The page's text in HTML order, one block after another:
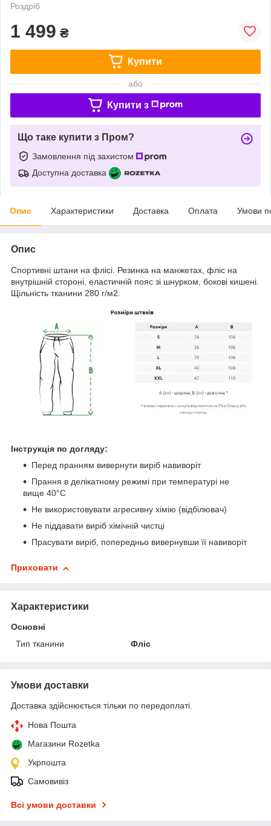
Роздріб
1 499 ₴
Купити
або
Купити з
Що таке купити з Пром?
Замовлення під захистом
Доступна доставка
Опис Характеристики Доставка Оплата Умови
Опис
Спортивні штани на флісі. Резинка на манжетах, фліс на
внутрішній стороні, еластичній пояс зі шнурком, бокові кишені.
Щільність тканини 280 г/м2.
Інструкція по догляду:
Перед пранням вивернути виріб навиворіт
Прання в делікатному режимі при температурі не
вище 40°С
Не використовувати агресивну хімію (відбілювач)
Не піддавати виріб хімічній чистці
Прасувати виріб, попередньо вивернувши її навиворіт
Приховати
Характеристики
Основні
Тип тканини
Фліс
Умови доставки
Доставка здійснюється тільки по передоплаті.
Нова Пошта
Магазини Rozetka
Укрпошта
Самовивіз
Всі умови доставки